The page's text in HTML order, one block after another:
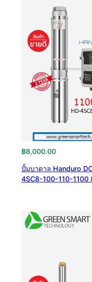
฿8,000.00
ปั้มบาดาล Handuro
4SC8-100-110-1100